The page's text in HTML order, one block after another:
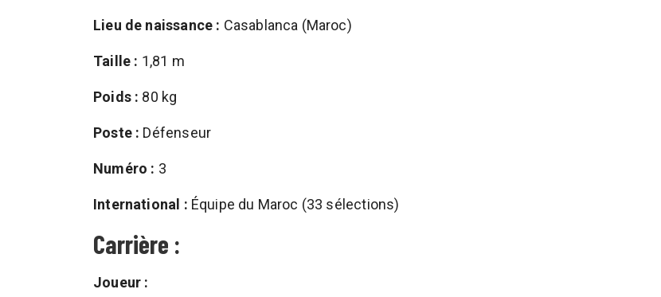
Lieu de naissance : Casablanca (Maroc)
Taille : 1,81 m
Poids : 80 kg
Poste : Défenseur
Numéro : 3
International : Équipe du Maroc (33 sélections)
Carrière :
Joueur :